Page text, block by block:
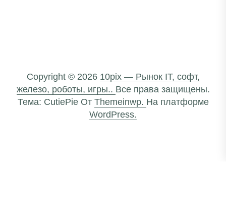
Copyright © 2026 10pix — Рынок IT, софт,
железо, роботы, игры.. Все права защищены.
Тема: CutiePie От Themeinwp. На платформе
WordPress.